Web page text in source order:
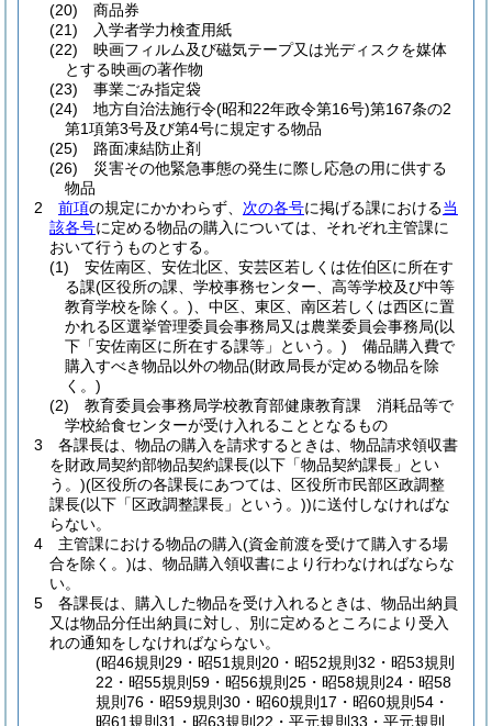
(20)
商品券
(21)
入学者学力検査用紙
(22)
映画フィルム及び磁気テープ又は光ディスクを媒体
とする映画の著作物
(23)
事業ごみ指定袋
(24)
地方自治法施行令(昭和22年政令第16号)第167条の2
第1項第3号及び第4号に規定する物品
(25)
路面凍結防止剤
(26)
災害その他緊急事態の発生に際し応急の用に供する
物品
2
前項の規定にかかわらず、 次の各号に掲げる課における当
該各号に定める物品の購入については、それぞれ主管課に
おいて行うものとする。
(1)
安佐南区、安佐北区、安芸区若しくは佐伯区に所在す
る課(区役所の課、学校事務センター、高等学校及び中等
教育学校を除く。) 、中区、東区、南区若しくは西区に置
かれる区選挙管理委員会事務局又は農業委員会事務局(以
下「安佐南区に所在する課等」という。) 備品購入費で
購入すべき物品以外の物品(財政局長が定める物品を除
く。)
(2)
教育委員会事務局学校教育部健康教育課 消耗品等で
学校給食センターが受け入れることとなるもの
3
各課長は、物品の購入を請求するときは、物品請求領収書
を財政局契約部物品契約課長(以下「物品契約課長」とい
う。)(区役所の各課長にあつては、区役所市民部区政調整
課長(以下「区政調整課長」という。))に送付しなければな
らない。
4
主管課における物品の購入(資金前渡を受けて購入する場
合を除く。)は、物品購入領収書により行わなければならな
い。
5
各課長は、購入した物品を受け入れるときは、物品出納員
又は物品分任出納員に対し、別に定めるところにより受入
れの通知をしなければならない。
(昭46規則29・昭51規則20・昭52規則32・昭53規則
22・昭55規則59・昭56規則25・昭58規則24・昭58
規則76・昭59規則30・昭60規則17・昭60規則54・
昭61規則31・昭63規則22・平元規則33・平元規則